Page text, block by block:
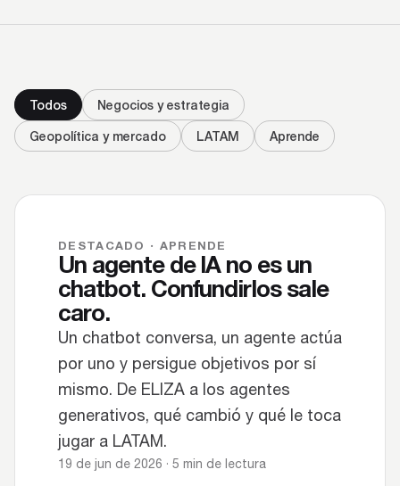
Todos Negocios y estrategia
Geopolítica y mercado LATAM Aprende
DESTACADO · APRENDE
Un agente de IA no es un
chatbot. Confundirlos sale
caro.
Un chatbot conversa, un agente actúa
por uno y persigue objetivos por sí
mismo. De ELIZA a los agentes
generativos, qué cambió y qué le toca
jugar a LATAM.
19 de jun de 2026 · 5 min de lectura